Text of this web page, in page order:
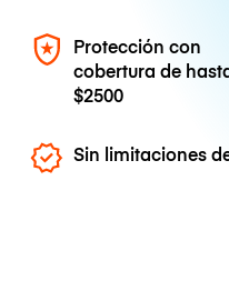
Protección con
cobertura de
$2500
Sin limitaciones